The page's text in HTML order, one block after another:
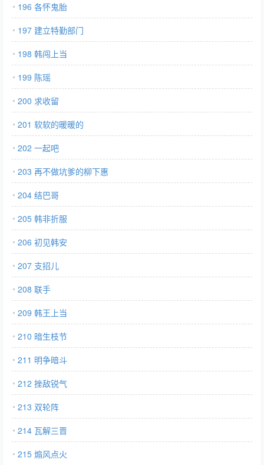
196 各怀鬼胎
197 建立特勤部门
198 韩闯上当
199 陈瑶
200 求收留
201 软软的暖暖的
202 一起吧
203 再不做坑爹的柳下惠
204 结巴哥
205 韩非折服
206 初见韩安
207 支招儿
208 联手
209 韩王上当
210 暗生枝节
211 明争暗斗
212 挫敌锐气
213 双轮阵
214 瓦解三晋
215 煽风点火